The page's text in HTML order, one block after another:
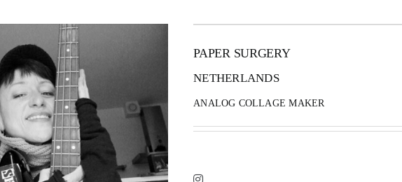
PAPER SURGERY
NETHERLANDS
ANALOG COLLAGE MAKER